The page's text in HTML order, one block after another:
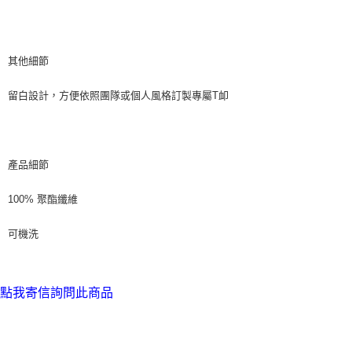
其他細節
留白設計，方便依照團隊或個人風格訂製專屬T卹
產品細節
100% 聚酯纖維
可機洗
點我寄信詢問此商品